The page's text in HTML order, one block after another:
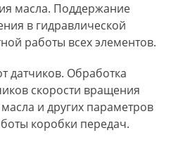
масла. Поддержание
в гидравлической
работы всех элементов.
датчиков. Обработка
скорости вращения
и других параметров
коробки передач.